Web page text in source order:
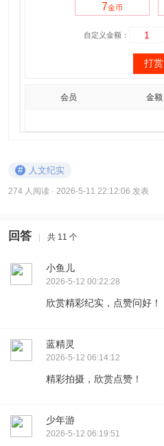
7金币
自定义金额：
打赏
会员 金额
# 人文纪实
274 人阅读 · 2026-5-11 22:12:06 发表
回答 共 11 个
小鱼儿
2026-5-12 00:22:28
欣赏精彩纪实，点赞问好！
蓝精灵
2026-5-12 06:14:12
精彩拍摄，欣赏点赞！
少年游
2026-5-12 06:19:51